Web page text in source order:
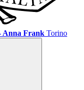
Anna Frank Torino